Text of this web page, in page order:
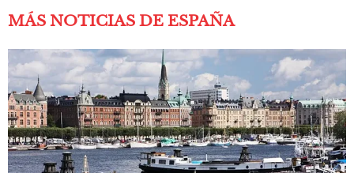
MÁS NOTICIAS DE ESPAÑA